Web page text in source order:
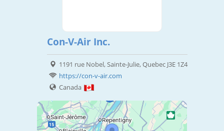
Con-V-Air Inc.
1191 rue Nobel, Sainte-Julie, Quebec J3E 1Z4
https://con-v-air.com
Canada